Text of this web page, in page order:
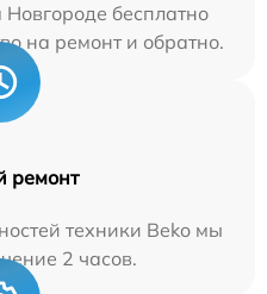
бесплатно
на ремонт и обратно.
ремонт
техники Beko мы
2 часов.